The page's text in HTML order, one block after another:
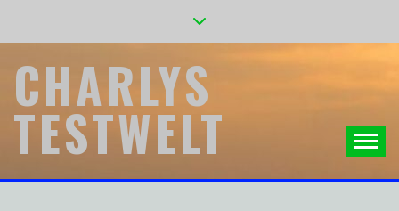
CHARLYS
TESTWELT